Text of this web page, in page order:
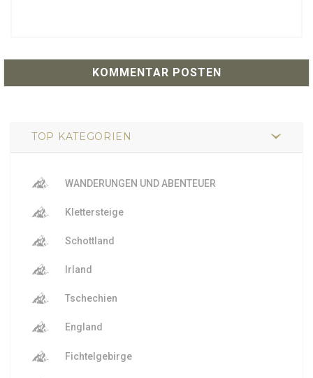
TOP KATEGORIEN
WANDERUNGEN UND ABENTEUER
Klettersteige
Schottland
Irland
Tschechien
England
Fichtelgebirge